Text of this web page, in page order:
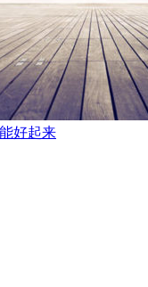
好起来